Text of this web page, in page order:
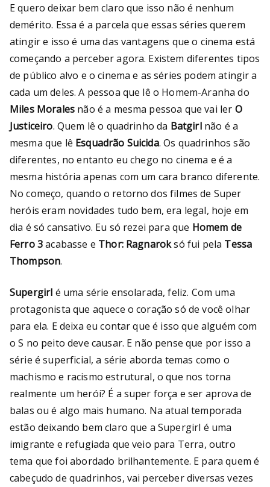
E quero deixar bem claro que isso não é nenhum
demérito. Essa é a parcela que essas séries querem
atingir e isso é uma das vantagens que o cinema está
começando a perceber agora. Existem diferentes tipos
de público alvo e o cinema e as séries podem atingir a
cada um deles. A pessoa que lê o Homem-Aranha do
Miles Morales não é a mesma pessoa que vai ler O
Justiceiro. Quem lê o quadrinho da Batgirlnão é a
mesma que lê Esquadrão Suicida. Os quadrinhos são
diferentes, no entanto eu chego no cinema e é a
mesma história apenas com um cara branco diferente.
No começo, quando o retorno dos filmes de Super
heróis eram novidades tudo bem, era legal, hoje em
dia é só cansativo. Eu só rezei para que Homem de
Ferro 3acabasse e Thor: Ragnaroksó fui pela Tessa
Thompson.
Supergirl é uma série ensolarada, feliz. Com uma
protagonista que aquece o coração só de você olhar
para ela. E deixa eu contar que é isso que alguém com
o S no peito deve causar. E não pense que por isso a
série é superficial, a série aborda temas como o
machismo e racismo estrutural, o que nos torna
realmente um herói? É a super força e ser aprova de
balas ou é algo mais humano. Na atual temporada
estão deixando bem claro que a Supergirl é uma
imigrante e refugiada que veio para Terra, outro
tema que foi abordado brilhantemente. E para quem é
cabeçudo de quadrinhos, vai perceber diversas vezes